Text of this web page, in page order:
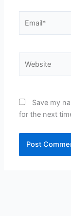
Save my
for the next